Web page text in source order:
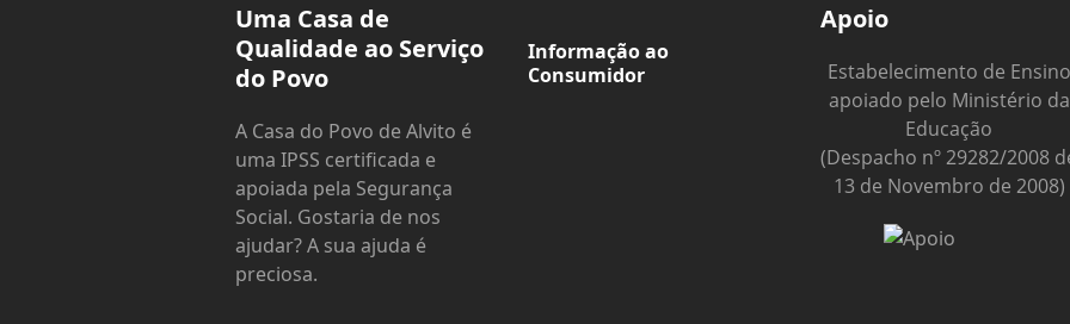
Uma Casa de
Qualidade ao Serviço
do Povo
A Casa do Povo de Alvito é
uma IPSS certificada e
apoiada pela Segurança
Social. Gostaria de nos
ajudar? A sua ajuda é
preciosa.
Informação ao
Consumidor
Apoio
Estabelecimento de Ensino
apoiado pelo Ministério da
Educação
(Despacho nº 29282/2008
13 de Novembro de 2008)